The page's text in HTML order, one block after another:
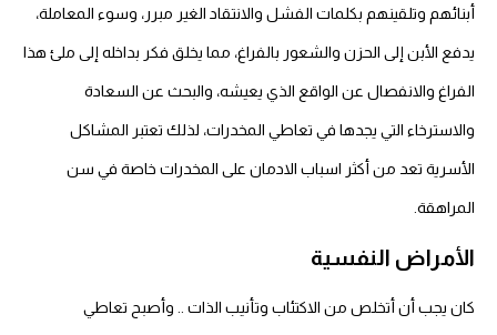
أبنائهم وتلقينهم بكلمات الفشل والانتقاد الغير مبرر، وسوء المعاملة،
يدفع الأبن إلى الحزن والشعور بالفراغ، مما يخلق فكر بداخله إلى ملئ هذا
الفراغ والانفصال عن الواقع الذي يعيشه، والبحث عن السعادة
والاسترخاء التي يجدها في تعاطي المخدرات، لذلك تعتبر المشاكل
الأسرية تعد من أكثر اسباب الادمان على المخدرات خاصة في سن
المراهقة.
الأمراض النفسية
كان يجب أن أتخلص من الاكتئاب وتأنيب الذات .. وأصبح تعاطي